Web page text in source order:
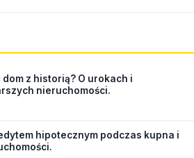
z historią? O urokach i
nieruchomości.
hipotecznym podczas kupna i